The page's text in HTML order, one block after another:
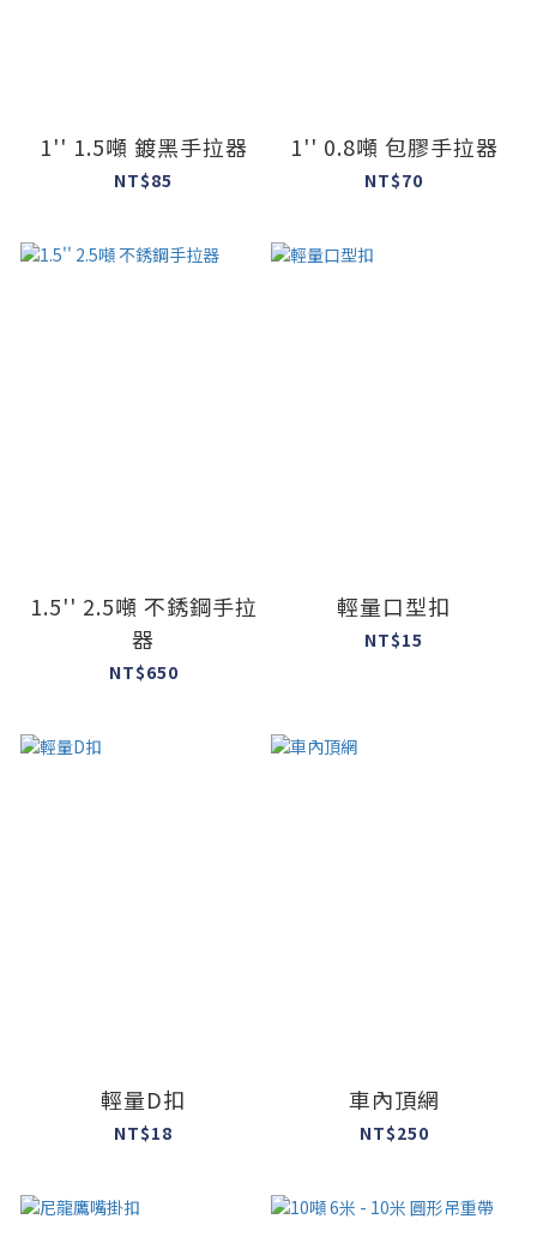
1'' 1.5噸 鍍黑手拉器
NT$85
1'' 0.8噸 包膠手拉器
NT$70
1.5'' 2.5噸 不銹鋼手拉
器
NT$650
輕量口型扣
NT$15
輕量D扣
NT$18
車內頂網
NT$250